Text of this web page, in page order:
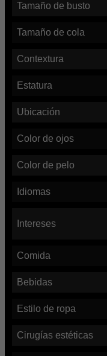
Tamaño de busto
Tamaño de cola
Contextura
Estatura
Ubicación
Color de ojos
Color de pelo
Idiomas
Intereses
Comida
Bebidas
Estilo de ropa
Cirugías estéticas